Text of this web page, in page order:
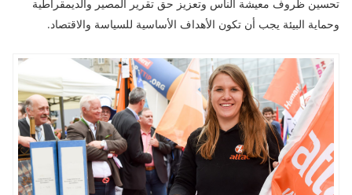
تحسين ظروف معيشة الناس وتعزيز حق تقرير المصير والديمقراطية
وحماية البيئة يجب أن تكون الأهداف الأساسية للسياسة والاقتصاد.